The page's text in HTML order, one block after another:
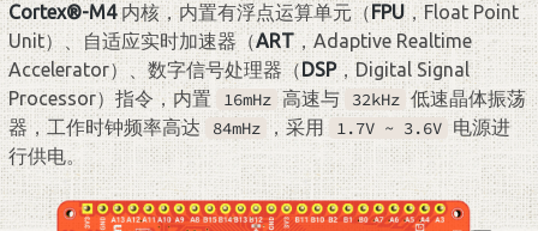
Cortex®-M4内核，内置有浮点运算单元（FPU，Float Point
Unit）、自适应实时加速器（ART，Adaptive Realtime
Accelerator）、数字信号处理器（DSP，Digital Signal
Processor）指令，内置
16mHz 高速与 32kHz 低速晶体振荡
器，工作时钟频率高达 84mHz ，采用 1.7V ~ 3.6V 电源进
行供电。